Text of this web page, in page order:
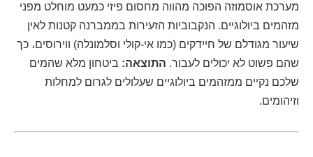
מערכת אוסמוזה הפוכה מהווה מחסום פיזי כמעט מוחלט מפני
מזהמים ביולוגיים. הנקבוביות הזעירות בממברנה קטנות לאין
שיעור מגודלם של חיידקים (כמו אי-קולי וסלמונלה) ווירוסים، כך
שהם פשוט לא יכולים לעבור. התוצאה: ביטחון מלא שהמים
שלכם נקיים ממזהמים ביולוגיים שעלולים לגרום למחלות
וזיהומים.